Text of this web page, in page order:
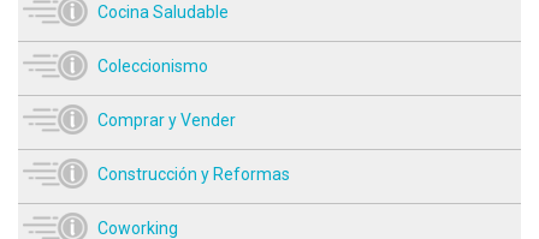
Cocina Saludable
Coleccionismo
Comprar y Vender
Construcción y Reformas
Coworking